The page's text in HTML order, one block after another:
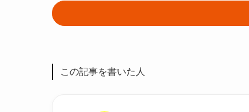
この記事を書いた人